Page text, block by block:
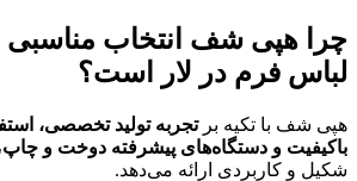
چرا هپی شف انتخاب مناسبی
لباس فرم در لار است؟
هپی شف با تکیه برتجربه تولید تخصصی،
باکیفیت و دستگاه‌های پیشرفته دوخت و چاپ
شکیل و کاربردی ارائه می‌دهد.